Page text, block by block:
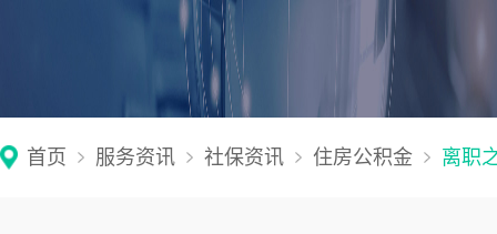
首页 服务资讯 社保资讯 住房公积金 离职